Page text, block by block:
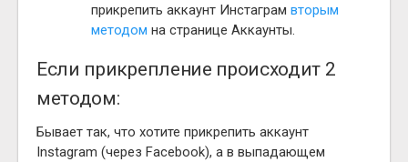
прикрепить аккаунт Инстаграм вторым
методом на странице Аккаунты.
Если прикрепление происходит 2
методом:
Бывает так, что хотите прикрепить аккаунт
Instagram (через Facebook), а в выпадающем